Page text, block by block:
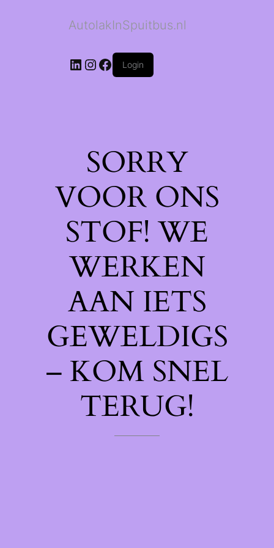
AutolakInSpuitbus.nl
LinkedIn
Instagram
Facebook
Login
SORRY
VOOR ONS
STOF! WE
WERKEN
AAN IETS
GEWELDIGS
– KOM SNEL
TERUG!